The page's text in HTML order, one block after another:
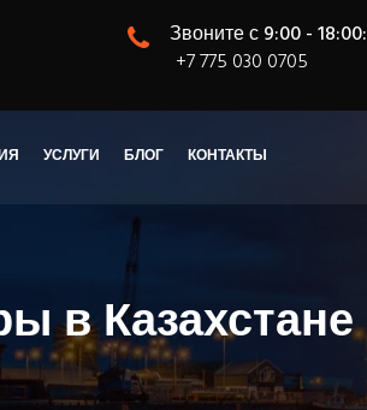
Звоните с 9:00 - 18:00:
+7 775 030 0705
УСЛУГИ БЛОГ КОНТАКТЫ
в Казахстане